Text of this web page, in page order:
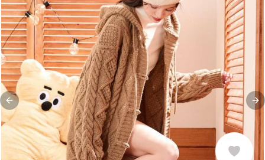
Previous slide